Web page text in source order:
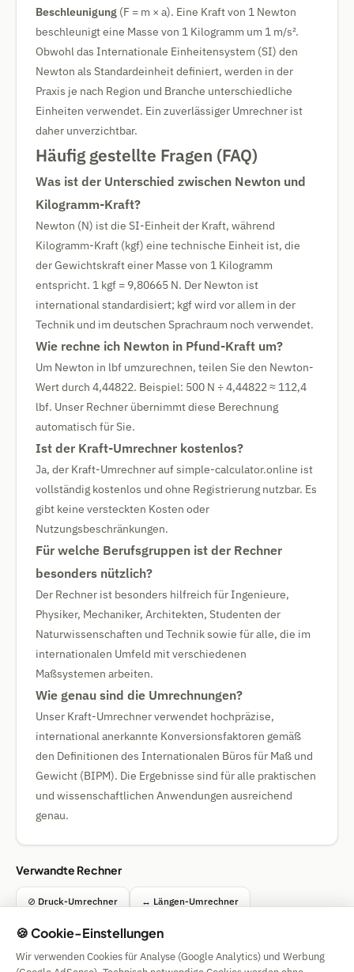
Beschleunigung (F = m × a). Eine Kraft von 1 Newton
beschleunigt eine Masse von 1 Kilogramm um 1 m/s².
Obwohl das Internationale Einheitensystem (SI) den
Newton als Standardeinheit definiert, werden in der
Praxis je nach Region und Branche unterschiedliche
Einheiten verwendet. Ein zuverlässiger Umrechner ist
daher unverzichtbar.
Häufig gestellte Fragen (FAQ)
Was ist der Unterschied zwischen Newton und
Kilogramm-Kraft?
Newton (N) ist die SI-Einheit der Kraft, während
Kilogramm-Kraft (kgf) eine technische Einheit ist, die
der Gewichtskraft einer Masse von 1 Kilogramm
entspricht. 1 kgf = 9,80665 N. Der Newton ist
international standardisiert; kgf wird vor allem in der
Technik und im deutschen Sprachraum noch verwendet.
Wie rechne ich Newton in Pfund-Kraft um?
Um Newton in lbf umzurechnen, teilen Sie den Newton-
Wert durch 4,44822. Beispiel: 500 N ÷ 4,44822 ≈ 112,4
lbf. Unser Rechner übernimmt diese Berechnung
automatisch für Sie.
Ist der Kraft-Umrechner kostenlos?
Ja, der Kraft-Umrechner auf simple-calculator.online ist
vollständig kostenlos und ohne Registrierung nutzbar. Es
gibt keine versteckten Kosten oder
Nutzungsbeschränkungen.
Für welche Berufsgruppen ist der Rechner
besonders nützlich?
Der Rechner ist besonders hilfreich für Ingenieure,
Physiker, Mechaniker, Architekten, Studenten der
Naturwissenschaften und Technik sowie für alle, die im
internationalen Umfeld mit verschiedenen
Maßsystemen arbeiten.
Wie genau sind die Umrechnungen?
Unser Kraft-Umrechner verwendet hochpräzise,
international anerkannte Konversionsfaktoren gemäß
den Definitionen des Internationalen Büros für Maß und
Gewicht (BIPM). Die Ergebnisse sind für alle praktischen
und wissenschaftlichen Anwendungen ausreichend
genau.
Verwandte Rechner
⊘ Druck-Umrechner ↔ Längen-Umrechner
⚖ Gewicht-Umrechner ° Temperatur-Umrechner
🍪 Cookie-Einstellungen
Wir verwenden Cookies für Analyse (Google Analytics) und Werbung